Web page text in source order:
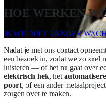
HOE WERKEN
IK WIL NIET LANGER
Nadat je met ons contact
een bezoek in, zodat we zo snel
luisteren — of het nu gaat over
elektrisch hek, het
poort, of een ander
zorgen over te maken.